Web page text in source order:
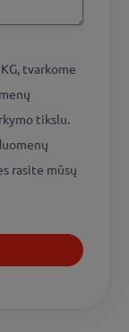
tvarkome
tikslu.
rasite mūsų